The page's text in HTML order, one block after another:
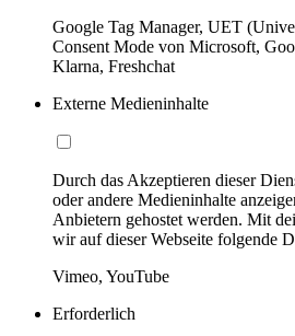
Google Tag Manager, UET
Consent Mode von Microsoft,
Klarna, Freshchat
Externe Medieninhalte
Durch das Akzeptieren dieser
oder andere Medieninhalte
Anbietern gehostet werden. Mit
wir auf dieser Webseite folgende
Vimeo, YouTube
Erforderlich